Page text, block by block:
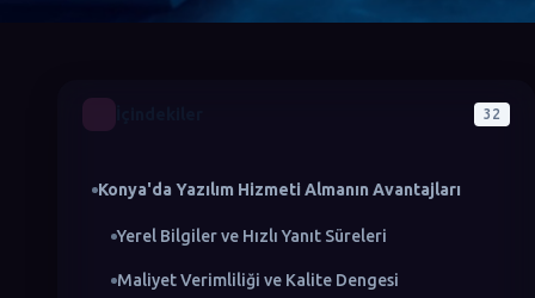
32
Konya'da Yazılım Hizmeti Almanın Avantajları
Yerel Bilgiler ve Hızlı Yanıt Süreleri
Maliyet Verimliliği ve Kalite Dengesi